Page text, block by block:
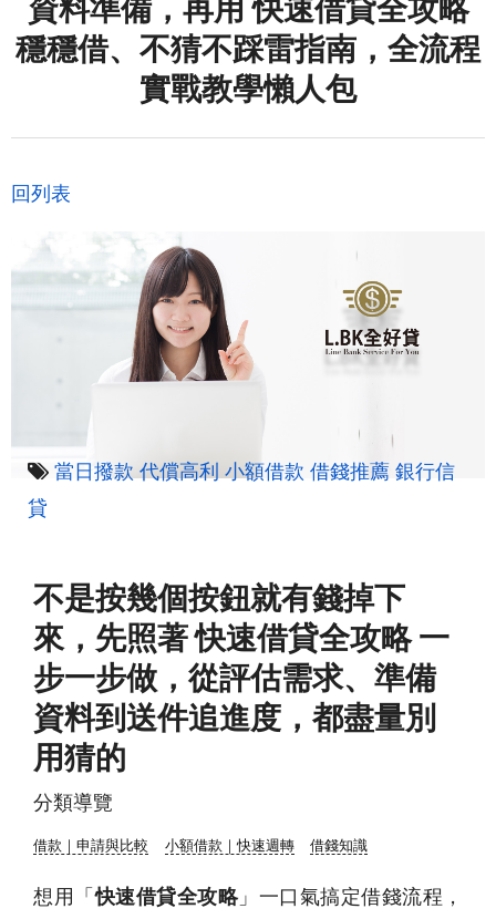
資料準備，再用 快速借貸全攻略
穩穩借、不猜不踩雷指南，全流程
實戰教學懶人包
回列表
當日撥款 代償高利 小額借款 借錢推薦 銀行信
貸
不是按幾個按鈕就有錢掉下
來，先照著 快速借貸全攻略 一
步一步做，從評估需求、準備
資料到送件追進度，都盡量別
用猜的
分類導覽
借款｜申請與比較 小額借款｜快速週轉 借錢知識
想用「快速借貸全攻略 」一口氣搞定借錢流程，